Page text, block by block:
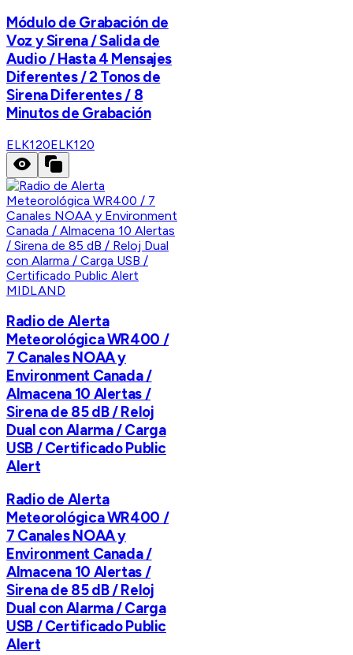
Módulo de Grabación de
Voz y Sirena / Salida de
Audio / Hasta 4 Mensajes
Diferentes / 2 Tonos de
Sirena Diferentes / 8
Minutos de Grabación
ELK120ELK120
MIDLAND
Radio de Alerta
Meteorológica WR400 /
7 Canales NOAA y
Environment Canada /
Almacena 10 Alertas /
Sirena de 85 dB / Reloj
Dual con Alarma / Carga
USB / Certificado Public
Alert
Radio de Alerta
Meteorológica WR400 /
7 Canales NOAA y
Environment Canada /
Almacena 10 Alertas /
Sirena de 85 dB / Reloj
Dual con Alarma / Carga
USB / Certificado Public
Alert